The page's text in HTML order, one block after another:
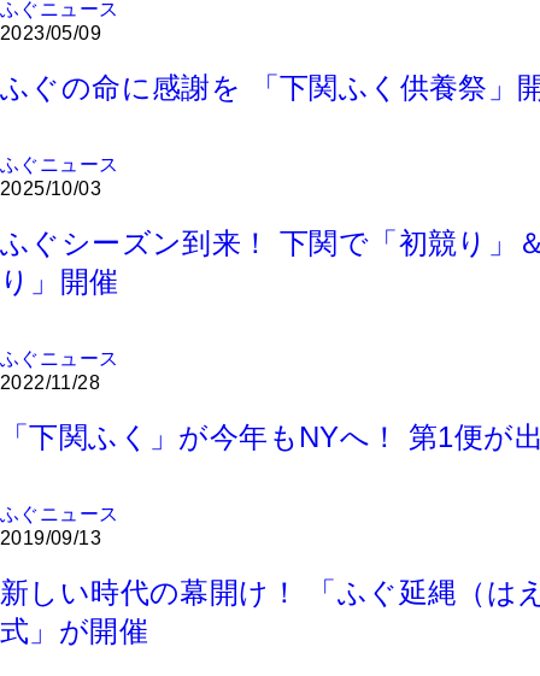
ふぐニュース
2023/05/09
ふぐの命に感謝を 「下関ふく供養祭」
ふぐニュース
2025/10/03
ふぐシーズン到来！ 下関で「初競り」
り」開催
ふぐニュース
2022/11/28
「下関ふく」が今年もNYへ！ 第1便が
ふぐニュース
2019/09/13
新しい時代の幕開け！ 「ふぐ延縄（は
式」が開催